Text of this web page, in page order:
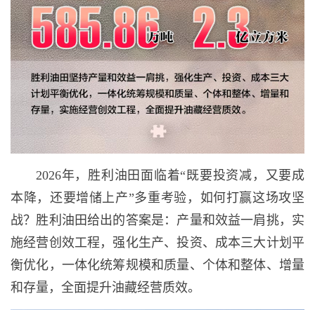
2026年，胜利油田面临着“既要投资减，又要成
本降，还要增储上产”多重考验，如何打赢这场攻坚
战？胜利油田给出的答案是：产量和效益一肩挑，实
施经营创效工程，强化生产、投资、成本三大计划平
衡优化，一体化统筹规模和质量、个体和整体、增量
和存量，全面提升油藏经营质效。